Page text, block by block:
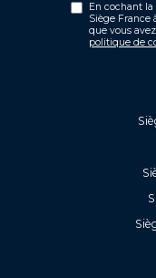
En cochant
Siège France
que vous
politique de